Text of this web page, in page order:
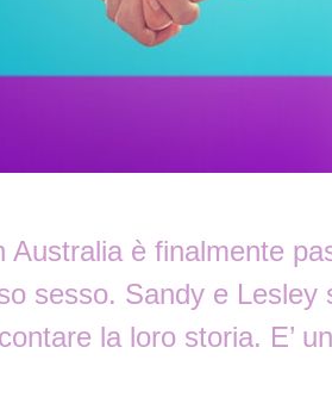
Australia è finalmente
sesso. Sandy e Lesley
la loro storia. E’